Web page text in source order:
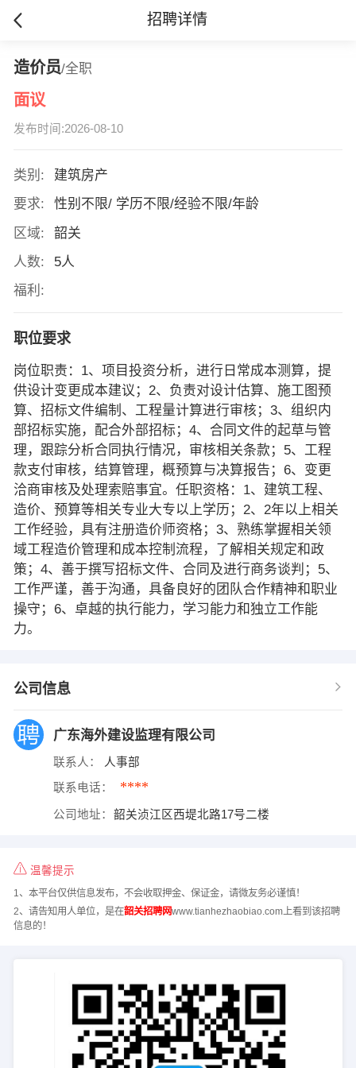
招聘详情
造价员/全职
面议
发布时间:2026-08-10
类别:
建筑房产
要求:
性别不限/ 学历不限/经验不限/年龄
区域:
韶关
人数:
5人
福利:
职位要求
岗位职责：1、项目投资分析，进行日常成本测算，提
供设计变更成本建议；2、负责对设计估算、施工图预
算、招标文件编制、工程量计算进行审核；3、组织内
部招标实施，配合外部招标；4、合同文件的起草与管
理，跟踪分析合同执行情况，审核相关条款；5、工程
款支付审核，结算管理，概预算与决算报告；6、变更
洽商审核及处理索赔事宜。任职资格：1、建筑工程、
造价、预算等相关专业大专以上学历；2、2年以上相关
工作经验，具有注册造价师资格；3、熟练掌握相关领
域工程造价管理和成本控制流程，了解相关规定和政
策；4、善于撰写招标文件、合同及进行商务谈判；5、
工作严谨，善于沟通，具备良好的团队合作精神和职业
操守；6、卓越的执行能力，学习能力和独立工作能
力。
公司信息
广东海外建设监理有限公司
联系人： 人事部
联系电话： ****
公司地址： 韶关浈江区西堤北路17号二楼
温馨提示
1、本平台仅供信息发布，不会收取押金、保证金，请微友务必谨慎！
2、请告知用人单位，是在韶关招聘网www.tianhezhaobiao.com上看到该招聘
信息的！